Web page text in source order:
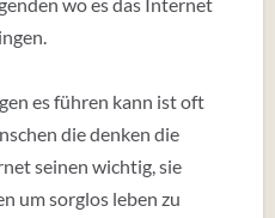
es führen kann ist oft
die denken die
seinen wichtig, sie
um sorglos leben zu